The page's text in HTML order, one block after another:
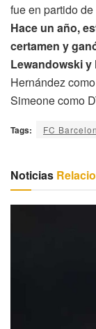
fue en partido
Hace un año,
certamen y
Lewandowski y
Hernández
Simeone como
Tags: FC
Noticias